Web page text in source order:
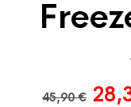
45,90€ El